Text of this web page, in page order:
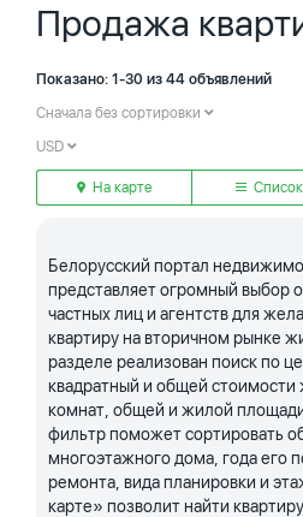
Продажа
Показано: 1-30 из 44 объявлений
Сначала без сортировки
USD
На карте Список
Белорусский портал
представляет огромный выбор
частных лиц и агентств для
квартиру на вторичном рынке
разделе реализован поиск по
квадратный и общей стоимости
комнат, общей и жилой
фильтр поможет сортировать
многоэтажного дома, года его
ремонта, вида планировки и
карте» позволит найти